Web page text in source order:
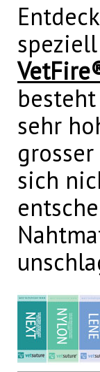
sehr
sich